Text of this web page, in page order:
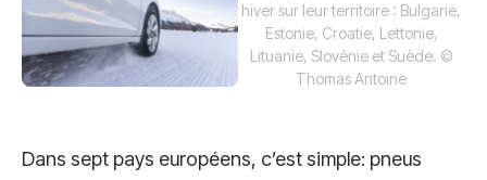
hiver sur leur territoire : Bulgarie,
Estonie, Croatie, Lettonie,
Lituanie, Slovénie et Suède. ©
Thomas Antoine
Dans sept pays européens, c’est simple: pneus